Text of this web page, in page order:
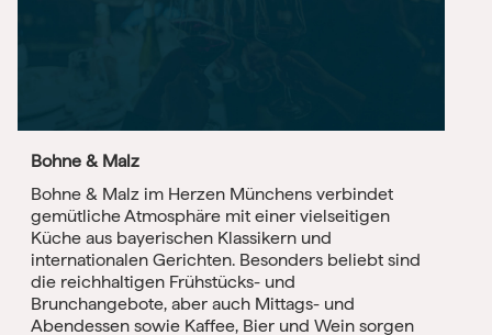
Bohne & Malz
Bohne & Malz im Herzen Münchens verbindet
gemütliche Atmosphäre mit einer vielseitigen
Küche aus bayerischen Klassikern und
internationalen Gerichten. Besonders beliebt sind
die reichhaltigen Frühstücks- und
Brunchangebote, aber auch Mittags- und
Abendessen sowie Kaffee, Bier und Wein sorgen